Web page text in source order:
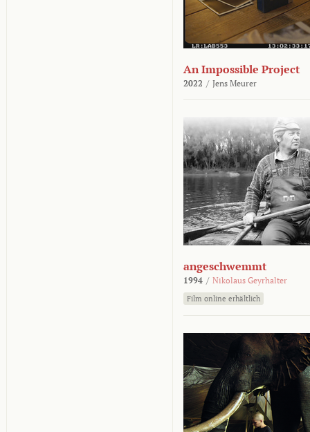
An Impossible Project
2022 / Jens Meurer
angeschwemmt
1994 / Nikolaus Geyrhalter
Film online erhältlich